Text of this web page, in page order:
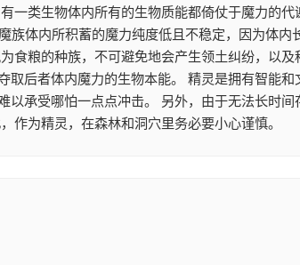
一类生物体内所有的生物质能都倚仗于魔力的
族体内所积蓄的魔力纯度低且不稳定，因为体
食粮的种族，不可避免地会产生领土纠纷，以
取后者体内魔力的生物本能。 精灵是拥有智能
以承受哪怕一点点冲击。 另外，由于无法长时
作为精灵，在森林和洞穴里务必要小心谨慎。